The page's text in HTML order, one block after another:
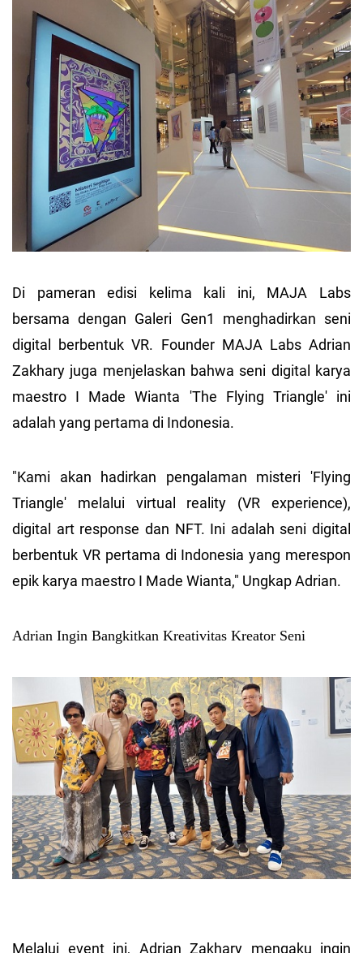
Di pameran edisi kelima kali ini, MAJA Labs
bersama dengan Galeri Gen1 menghadirkan seni
digital berbentuk VR. Founder MAJA Labs Adrian
Zakhary juga menjelaskan bahwa seni digital karya
maestro I Made Wianta 'The Flying Triangle' ini
adalah yang pertama di Indonesia.
"Kami akan hadirkan pengalaman misteri 'Flying
Triangle' melalui virtual reality (VR experience),
digital art response dan NFT. Ini adalah seni digital
berbentuk VR pertama di Indonesia yang merespon
epik karya maestro I Made Wianta," Ungkap Adrian.
Adrian Ingin Bangkitkan Kreativitas Kreator Seni
Melalui event ini, Adrian Zakhary mengaku ingin